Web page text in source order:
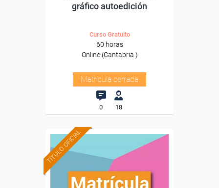
gráfico autoedición
Curso Gratuito
60 horas
Online (Cantabria )
Matrícula cerrada
0 18
TÍTULO OFICIAL